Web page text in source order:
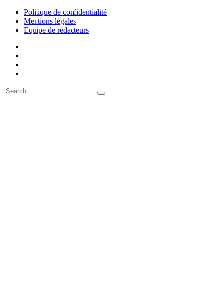
Politique de confidentialité
Mentions légales
Equipe de rédacteurs